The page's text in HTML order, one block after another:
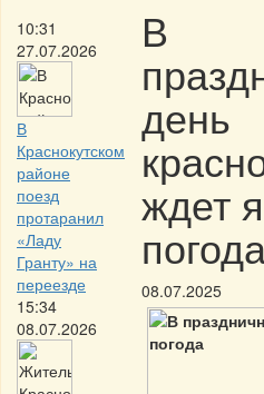
10:31
27.07.2026
В
Краснокутском
районе
поезд
протаранил
«Ладу
Гранту» на
переезде
15:34
08.07.2026
В
день
ждет
08.07.2025